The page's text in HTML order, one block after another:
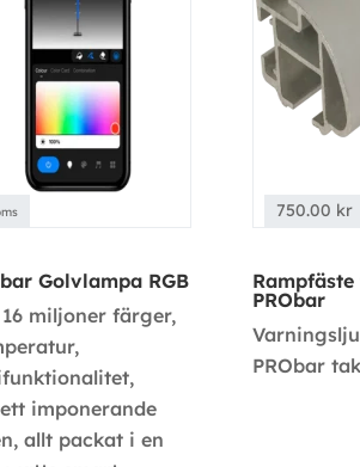
Golvlampa RGB
miljoner färger,
imponerande
allt packat i en
750.00 kr
PRObar
PRObar